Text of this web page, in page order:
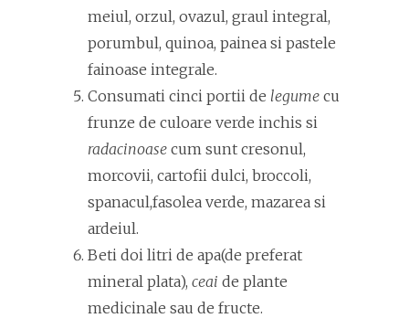
meiul, orzul, ovazul, graul integral,
porumbul, quinoa, painea si pastele
fainoase integrale.
Consumati cinci portii de legume cu
frunze de culoare verde inchis si
radacinoase cum sunt cresonul,
morcovii, cartofii dulci, broccoli,
spanacul,fasolea verde, mazarea si
ardeiul.
Beti doi litri de apa(de preferat
mineral plata), ceai de plante
medicinale sau de fructe.